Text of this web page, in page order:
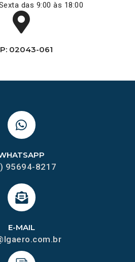
das 9:00 às 18:00
02043-061
E-MAIL
95694-8217